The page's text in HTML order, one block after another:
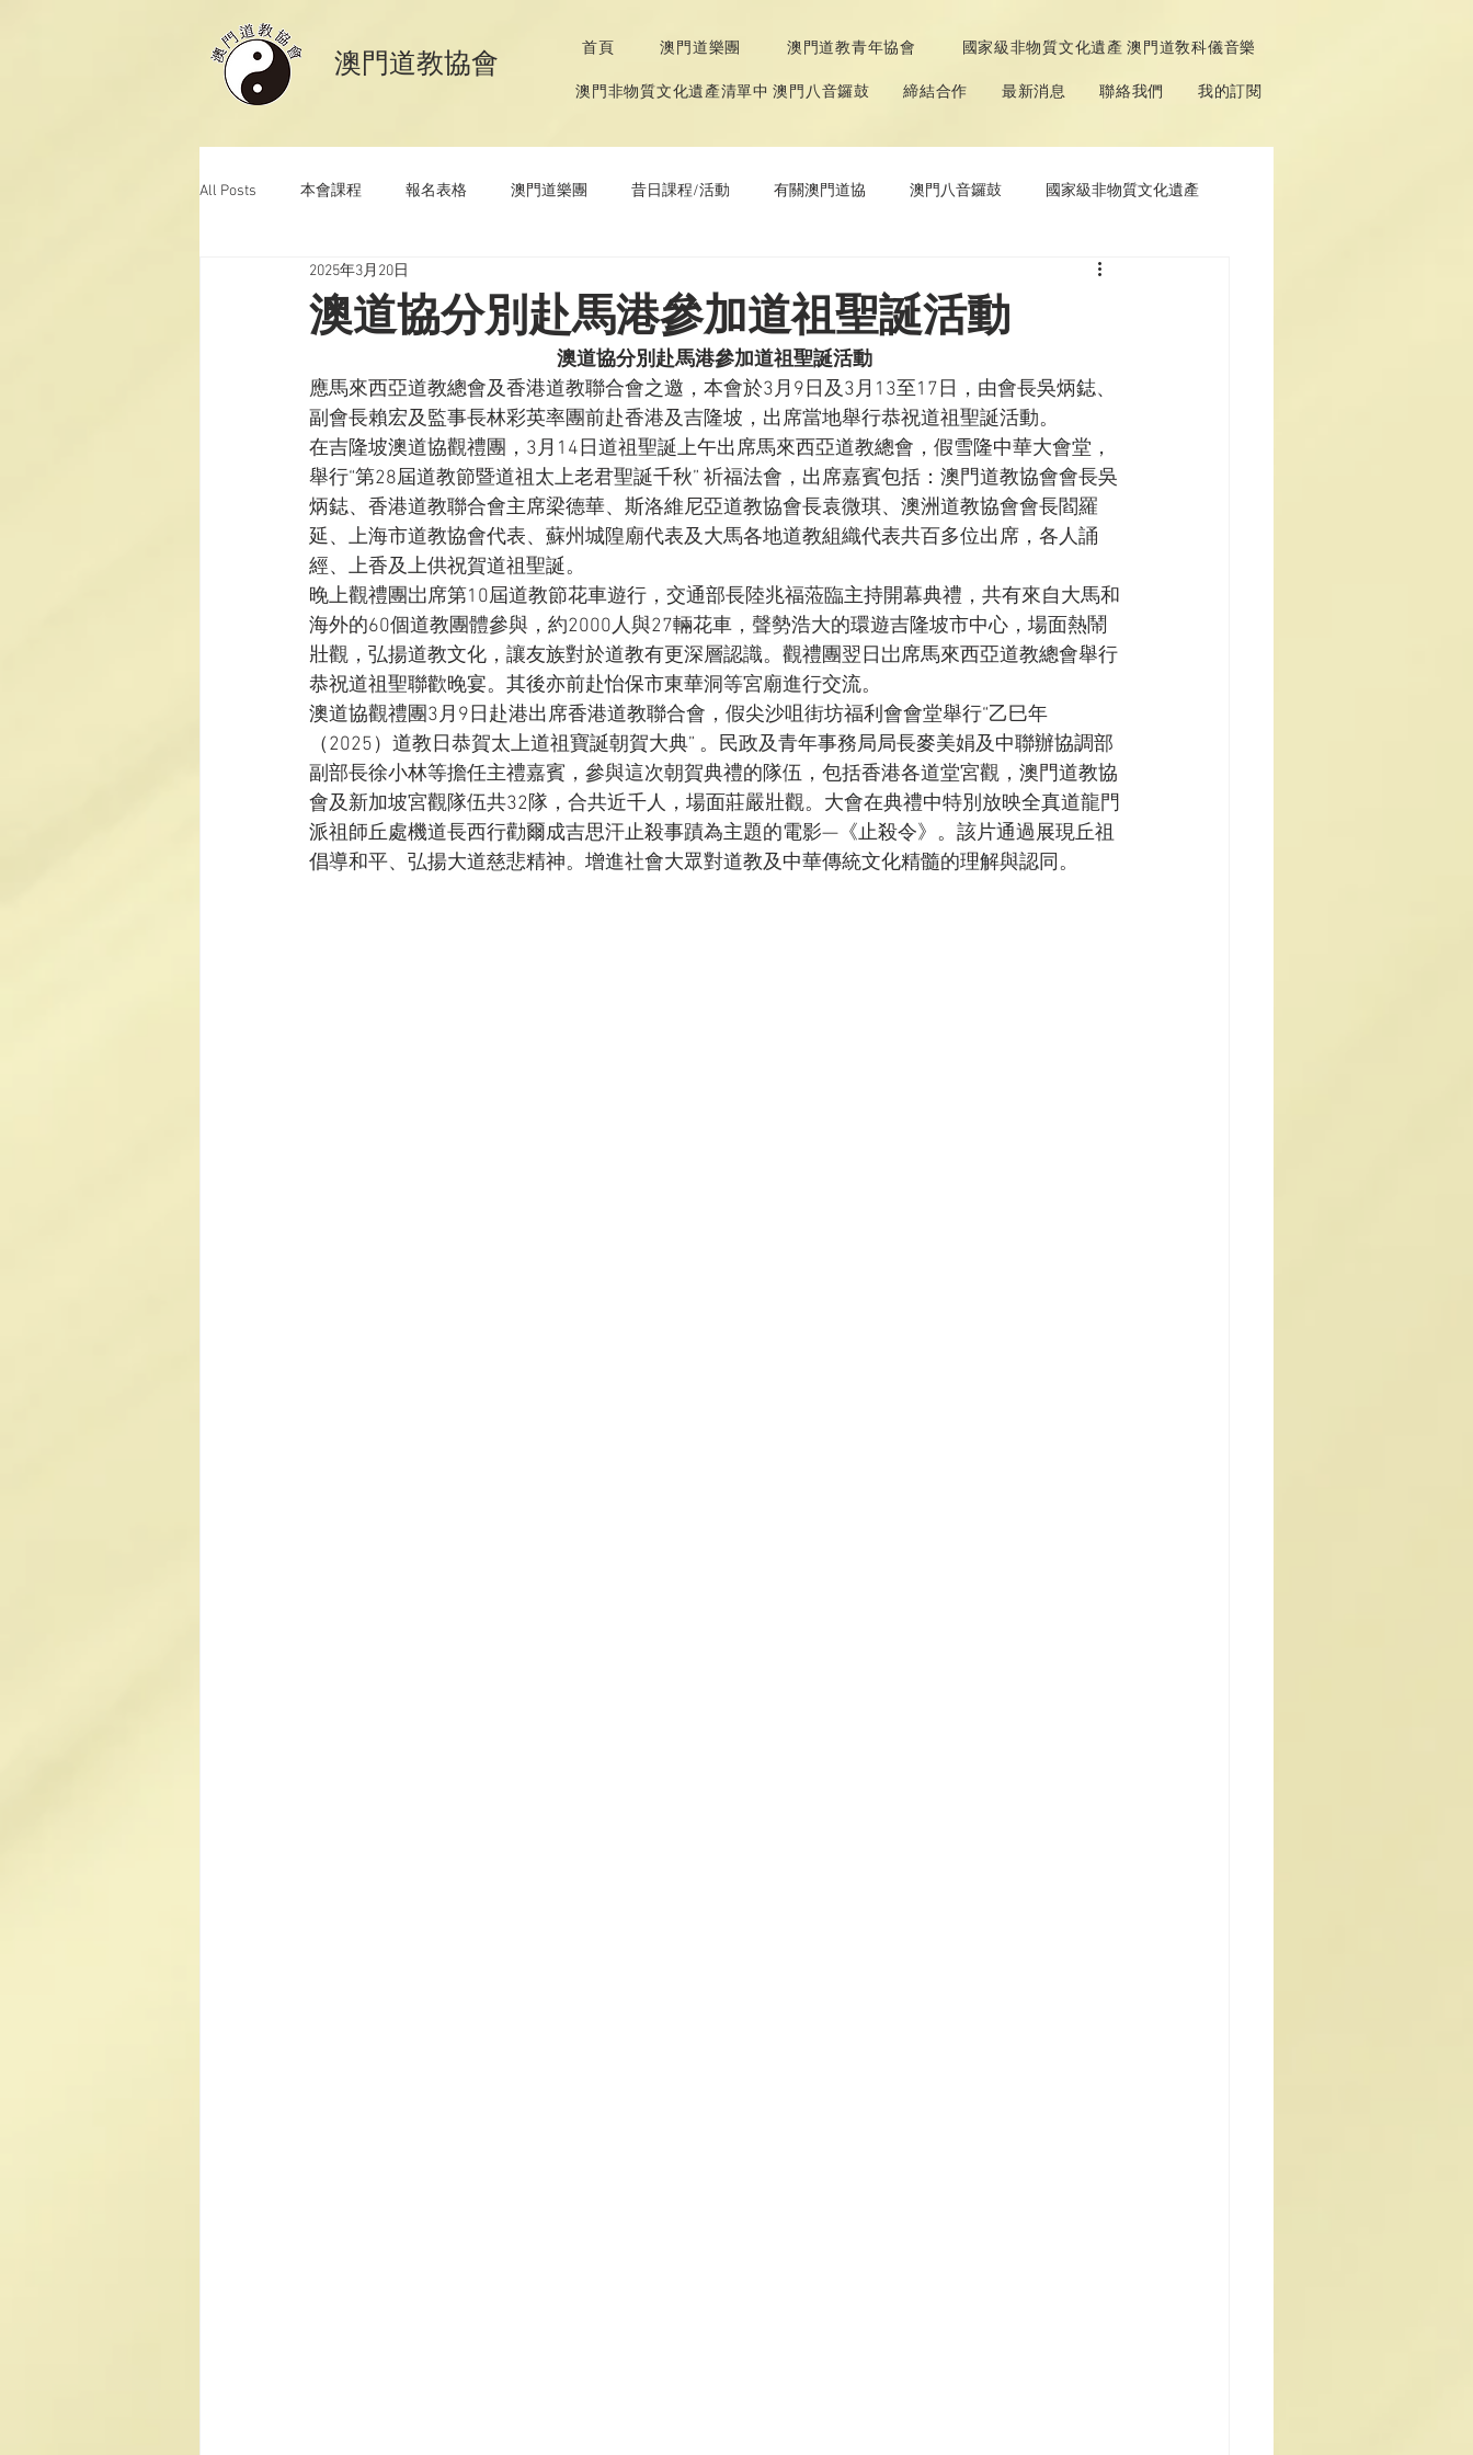
​澳門道教協會 首頁 澳門道樂團 澳門道教青年協會 國家級非物質文化遺產 澳門道敎科儀音樂
澳門非物質文化遺產清單中 澳門八音鑼鼓 締結合作 最新消息 聯絡我們 我的訂閱
All Posts 本會課程 報名表格 澳門道樂團 昔日課程/活動 有關澳門道協 澳門八音鑼鼓 國家級非物質文化遺產
澳門道教科儀音樂
澳道協分別赴馬港參加道祖聖誕活動
2025年3月20日
澳道協分別赴馬港參加道祖聖誕活動
應馬來西亞道教總會及香港道教聯合會之邀，本會於3月9日及3月13至17日，由會長吳炳鋕、
副會長賴宏及監事長林彩英率團前赴香港及吉隆坡，出席當地舉行恭祝道祖聖誕活動。
在吉隆坡澳道協觀禮團，3月14日道祖聖誕上午出席馬來西亞道教總會，假雪隆中華大會堂，
舉行“第28屆道教節暨道祖太上老君聖誕千秋” 祈福法會，出席嘉賓包括：澳門道教協會會長吳
炳鋕、香港道教聯合會主席梁德華、斯洛維尼亞道教協會長袁微琪、澳洲道教協會會長閻羅
延、上海市道教協會代表、蘇州城隍廟代表及大馬各地道教組織代表共百多位出席，各人誦
經、上香及上供祝賀道祖聖誕。
晚上觀禮團岀席第10屆道教節花車遊行，交通部長陸兆福蒞臨主持開幕典禮，共有來自大馬和
海外的60個道教團體參與，約2000人與27輛花車，聲勢浩大的環遊吉隆坡市中心，場面熱鬧
壯觀，弘揚道教文化，讓友族對於道教有更深層認識。觀禮團翌日岀席馬來西亞道教總會舉行
恭祝道祖聖聯歡晚宴。其後亦前赴怡保市東華洞等宮廟進行交流。
澳道協觀禮團3月9日赴港出席香港道教聯合會，假尖沙咀街坊福利會會堂舉行“乙巳年
（2025）道教日恭賀太上道祖寶誕朝賀大典” 。民政及青年事務局局長麥美娟及中聯辦協調部
副部長徐小林等擔任主禮嘉賓，參與這次朝賀典禮的隊伍，包括香港各道堂宮觀，澳門道教協
會及新加坡宮觀隊伍共32隊，合共近千人，場面莊嚴壯觀。大會在典禮中特別放映全真道龍門
派祖師丘處機道長西行勸爾成吉思汗止殺事蹟為主題的電影—《止殺令》。該片通過展現丘祖
倡導和平、弘揚大道慈悲精神。增進社會大眾對道教及中華傳統文化精髓的理解與認同。